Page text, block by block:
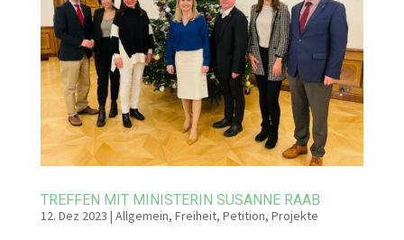
TREFFEN MIT MINISTERIN SUSANNE RAAB
12. Dez 2023 | Allgemein, Freiheit, Petition, Projekte